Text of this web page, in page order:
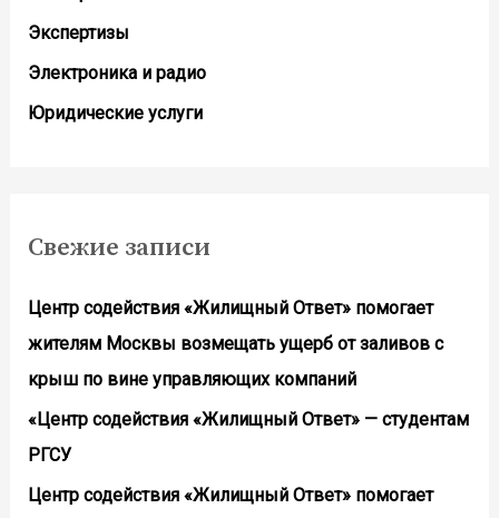
Экспертизы
Электроника и радио
Юридические услуги
Свежие записи
Центр содействия «Жилищный Ответ» помогает
жителям Москвы возмещать ущерб от заливов с
крыш по вине управляющих компаний
«Центр содействия «Жилищный Ответ» — студентам
РГСУ
Центр содействия «Жилищный Ответ» помогает